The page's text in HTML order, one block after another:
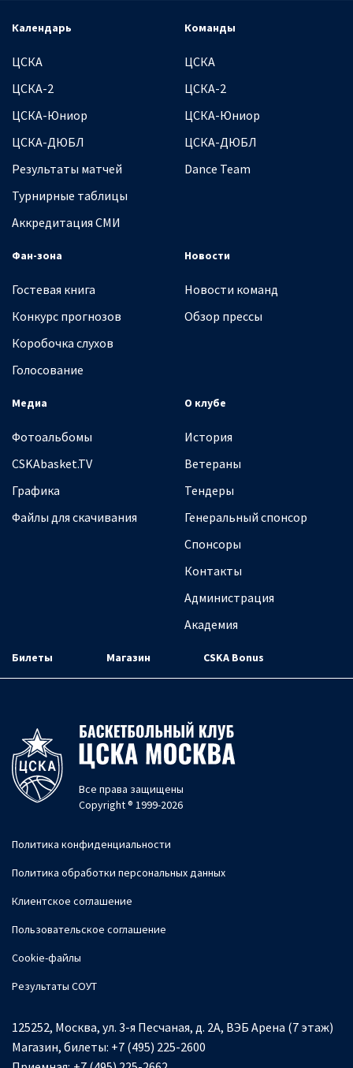
Календарь
ЦСКА
ЦСКА-2
ЦСКА-Юниор
ЦСКА-ДЮБЛ
Результаты матчей
Турнирные таблицы
Аккредитация СМИ
Команды
ЦСКА
ЦСКА-2
ЦСКА-Юниор
ЦСКА-ДЮБЛ
Dance Team
Фан-зона
Гостевая книга
Конкурс прогнозов
Коробочка слухов
Голосование
Новости
Новости команд
Обзор прессы
Медиа
Фотоальбомы
CSKAbasket.TV
Графика
Файлы для скачивания
О клубе
История
Ветераны
Тендеры
Генеральный спонсор
Спонсоры
Контакты
Администрация
Академия
Билеты Магазин CSKA Bonus
Все права защищены
Copyright ® 1999-2026
Политика конфиденциальности
Политика обработки персональных данных
Клиентское соглашение
Пользовательское соглашение
Cookie-файлы
Результаты СОУТ
125252, Москва, ул. 3-я Песчаная, д. 2А, ВЭБ Арена (7 этаж)
Магазин, билеты: +7 (495) 225-2600